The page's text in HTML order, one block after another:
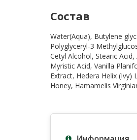
Состав
Water(Aqua), Butylene
Polyglyceryl-3
Cetyl Alcohol, Stearic
Myristic Acid, Vanilla
Extract, Hedera Helix
Honey, Hamamelis